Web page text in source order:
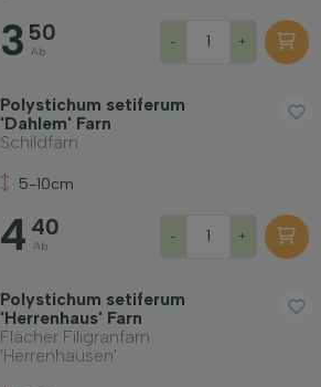
3 50
Ab
- +
Polystichum setiferum
'Dahlem' Farn
Schildfarn
5-10cm
4 40
Ab
- +
Polystichum setiferum
'Herrenhaus' Farn
Flacher Filigranfarn
'Herrenhausen'